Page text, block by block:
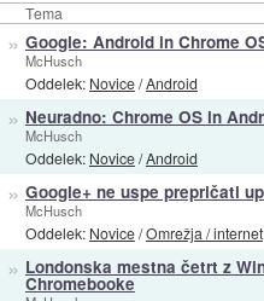
Tema
» Google: Android in Chrome
McHusch
Oddelek: Novice/Android
» Neuradno: Chrome OS in
McHusch
Oddelek: Novice/Android
» Google+ ne uspe prepričati
McHusch
Oddelek: Novice/Omrežja / internet
» Londonska mestna četrt z
Chromebooke